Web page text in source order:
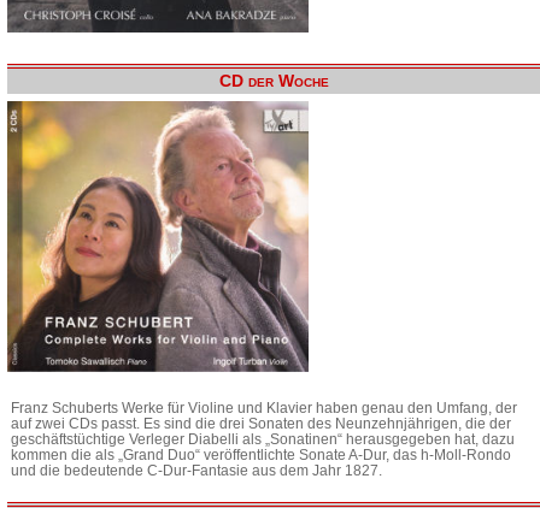
CD der Woche
Franz Schuberts Werke für Violine und Klavier haben genau den Umfang, der
auf zwei CDs passt. Es sind die drei Sonaten des Neunzehnjährigen, die der
geschäftstüchtige Verleger Diabelli als „Sonatinen“ herausgegeben hat, dazu
kommen die als „Grand Duo“ veröffentlichte Sonate A-Dur, das h-Moll-Rondo
und die bedeutende C-Dur-Fantasie aus dem Jahr 1827.